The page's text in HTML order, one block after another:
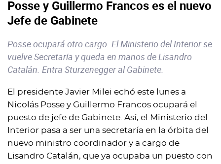
Posse y Guillermo Francos es el nuevo
Jefe de Gabinete
Posse ocupará otro cargo. El Ministerio del Interior se
vuelve Secretaría y queda en manos de Lisandro
Catalán. Entra Sturzenegger al Gabinete.
El presidente Javier Milei echó este lunes a
Nicolás Posse y Guillermo Francos ocupará el
puesto de jefe de Gabinete. Así, el Ministerio del
Interior pasa a ser una secretaría en la órbita del
nuevo ministro coordinador y a cargo de
Lisandro Catalán, que ya ocupaba un puesto con